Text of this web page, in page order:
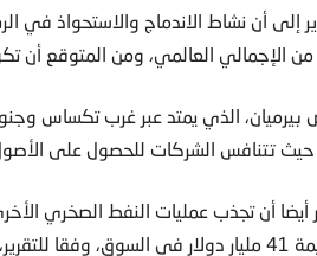
الإجمالي العالمي، ومن المتوقع أن
الذي يمتد عبر غرب تكساس
حيث تتنافس الشركات للحصول على
أيضا أن تجذب عمليات النفط الصخري
بيرميان بقيمة 41 مليار دولار في